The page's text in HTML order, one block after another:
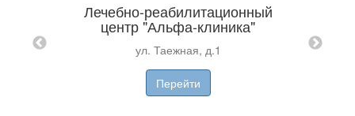
Лечебно-реабилитационный
центр "Альфа-клиника"
ул. Таежная, д.1
Перейти